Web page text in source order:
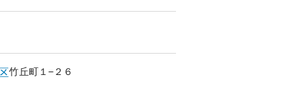
竹丘町１−２６